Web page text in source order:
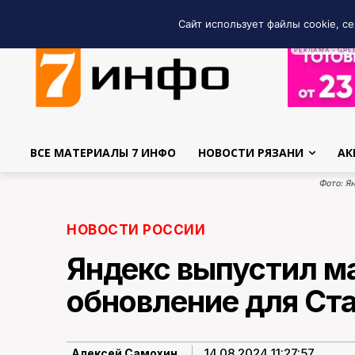
РЕКЛАМА •
ВСЕ МАТЕРИАЛЫ 7 ИНФО НОВОСТИ РЯЗАНИ
Фото:
НОВОСТИ РОССИИ
Яндекс выпустил
обновление для
Сайт использует файлы cookie,